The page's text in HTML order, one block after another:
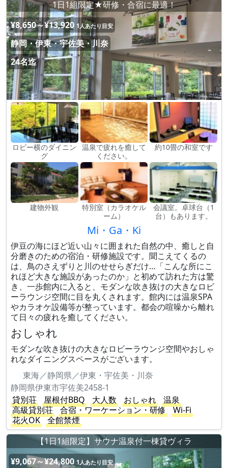
1日1組限定★研修・合宿に最適！
¥8,650～¥13,920 1人あたり目安
静岡・伊東・宇佐美・川奈
24名迄
ロビー横のダイニン
グ
温泉で疲れを癒して
ください。
約10畳の和室です
建物外観
特別室（カラオケル
ーム）
会議室。卓球台（1
台）もあります。
Mi・Ga・Ki
伊豆の海にほど近い山々に囲まれた自然の中、癒しと自
分磨きのための宿泊・研修施設です。聞こえてくるの
は、鳥のさえずりと川のせせらぎだけ…「こんな所にこ
れほど大きな施設があったのか」と初めて訪れた方は驚
き、一歩館内に入ると、モダンな吹き抜けの大きなロビ
ーラウンジ空間に目を丸くされます。館内には温泉SPA
やカラオケ設備等が整っています。都会の喧噪から離れ
て日々の疲れを癒してください。
おしゃれ
モダンな吹き抜けの大きなロビーラウンジ空間やおしゃ
れなダイニングスペースがございます。
東海／静岡県／伊東・宇佐美・川奈
静岡県伊東市宇佐美2458-1
貸別荘
屋根付BBQ 大人数 おしゃれ
温泉
高級貸別荘
合宿・ワーケーション・研修
Wi-Fi
花火OK
全館禁煙
【1日1組限定】サウナ温泉付一棟貸ヴィラ
¥9,067～¥24,800 1人あたり目安